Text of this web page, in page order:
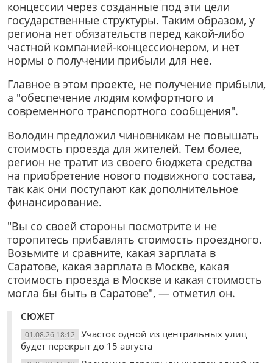
концессии через созданные под эти цели
государственные структуры. Таким образом, у
региона нет обязательств перед какой-либо
частной компанией-концессионером, и нет
нормы о получении прибыли для нее.
Главное в этом проекте, не получение прибыли,
а "обеспечение людям комфортного и
современного транспортного сообщения".
Володин предложил чиновникам не повышать
стоимость проезда для жителей. Тем более,
регион не тратит из своего бюджета средства
на приобретение нового подвижного состава,
так как они поступают как дополнительное
финансирование.
"Вы со своей стороны посмотрите и не
торопитесь прибавлять стоимость проездного.
Возьмите и сравните, какая зарплата в
Саратове, какая зарплата в Москве, какая
стоимость проезда в Москве и какая стоимость
могла бы быть в Саратове", — отметил он.
СЮЖЕТ
01.08.26 18:12
Участок одной из центральных улиц
будет перекрыт до 15 августа